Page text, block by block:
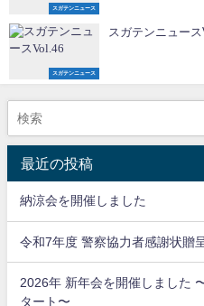
スガテンニュース
スガテンニュース
スガテンニュー
最近の投稿
納涼会を開催しました
令和7年度 警察協力者感謝状贈
2026年 新年会を開催しました
タート〜